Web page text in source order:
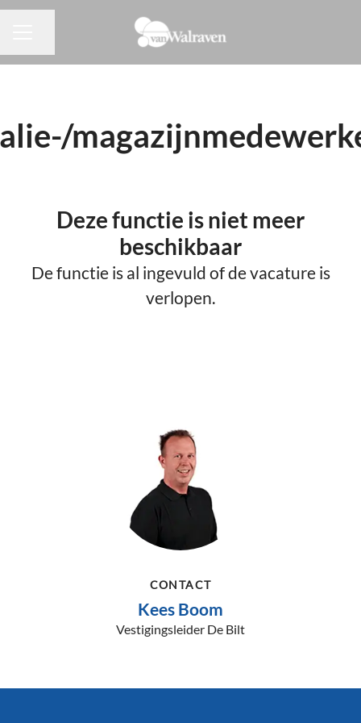
Deze functie is niet meer
beschikbaar
De functie is al ingevuld of de vacature is
verlopen.
CONTACT
Kees Boom
Vestigingsleider De Bilt